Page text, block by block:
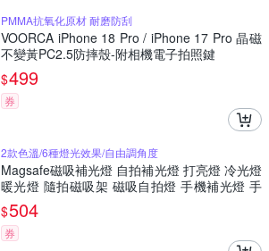
PMMA抗氧化原材 耐磨防刮
VOORCA iPhone 18 Pro / iPhone 17 Pro 晶磁
不變黃PC2.5防摔殼-附相機電子拍照鍵
$499
券
2款色溫/6種燈光效果/自由調角度
Magsafe磁吸補光燈 自拍補光燈 打亮燈 冷光燈
暖光燈 隨拍磁吸架 磁吸自拍燈 手機補光燈 手
機鏡子 補光神器
$504
券